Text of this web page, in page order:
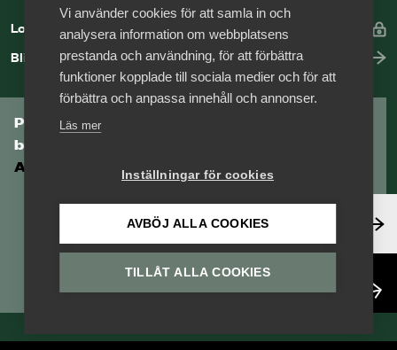
Logga in
Bli medlem
Prenumerera på Tågföretagens
branschnyhetsbrev
Aktuell info direkt i din inkorg.
Anmäl dig här
Vi använder cookies för att samla in och
analysera information om webbplatsens
prestanda och användning, för att förbättra
funktioner kopplade till sociala medier och för att
förbättra och anpassa innehåll och annonser.
Läs mer
Inställningar för cookies
AVBÖJ ALLA COOKIES
TILLÅT ALLA COOKIES